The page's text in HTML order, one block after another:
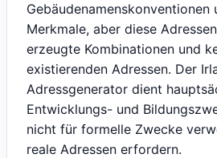
Gebäudenamenskonventionen
Merkmale, aber diese
erzeugte Kombinationen und
existierenden Adressen. Der
Adressgenerator dient
Entwicklungs- und
nicht für formelle Zwecke
reale Adressen erfordern.